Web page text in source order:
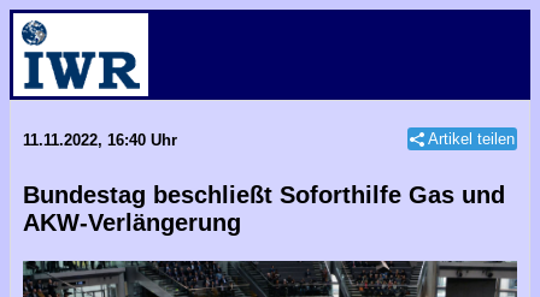
11.11.2022, 16:40 Uhr Artikel teilen
Bundestag beschließt Soforthilfe Gas und
AKW-Verlängerung